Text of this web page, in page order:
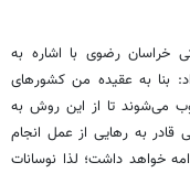
خراسان رضوی با اشاره به
بنا به عقیده من کشورهای
می‌شوند تا از این روش به
قادر به رهایی از عمل انجام
خواهد داشت؛ لذا نوسانات